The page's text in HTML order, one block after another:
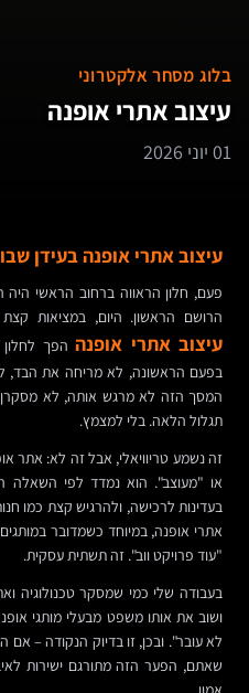
בלוג מסחר אלקטרוני
עיצוב אתרי אופנה
01 יוני 2026
עיצוב אתרי אופנה בעידן
פעם, חלון הראווה ברחוב הראשי היה
הרושם הראשון. היום, במציאות קצת
עיצוב אתרי אופנההפך לחלון
בפעם הראשונה, לא מריחה את הבד,
המסך הזה לא מרגש אותה, לא
תגלול הלאה. בלי למצמץ.
זה נשמע טריוויאלי, אבל זה לא: אתר
או "מעוצב". הוא נמדד לפי השאלה
בעדינות לרכישה, ולהרגיש קצת כמו
אתרי אופנה, במיוחד כשמדובר
"עוד פרויקט ווב". זה תשתית עסקית.
בעבודה שלי כמי שמסקר טכנולוגיה
ושוב את אותו משפט מבעלי מותגי
לא עובר". ובכן, זו בדיוק הנקודה – אם
שאתם, הפער הזה מתורגם ישירות